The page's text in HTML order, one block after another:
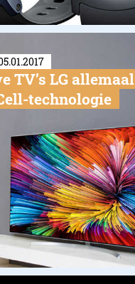
TV’s LG allemaal
technologie